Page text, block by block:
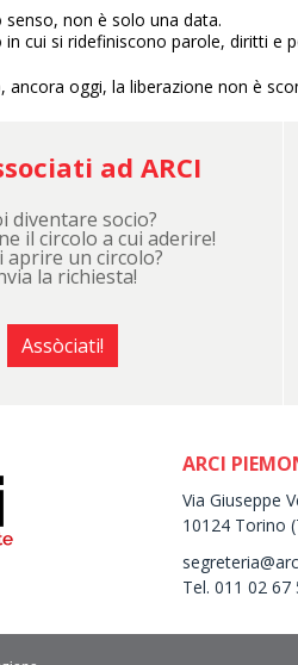
senso, non è solo una data.
cui si ridefiniscono parole, diritti e
ancora oggi, la liberazione non è
ad ARCI
diventare socio?
il circolo a cui aderire!
aprire un circolo?
la richiesta!
Assòciati!
ARCI
Via Giuseppe
10124 Torino
Tel. 011 02 67